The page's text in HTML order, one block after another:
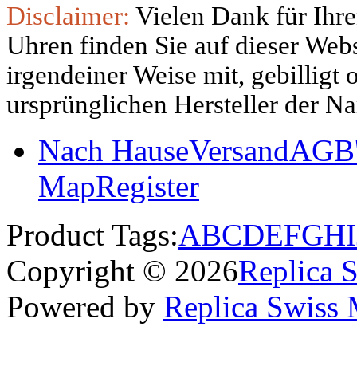
Disclaimer: Vielen Dank für
Uhren finden Sie auf dieser
irgendeiner Weise mit, gebilligt
ursprünglichen Hersteller der
Nach HauseVersand
MapRegister
Product Tags:ABCDEFGHI
Copyright © 2026Replica
Powered by Replica Swiss